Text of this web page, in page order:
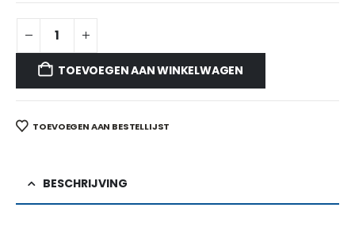
TOEVOEGEN AAN WINKELWAGEN
TOEVOEGEN AAN BESTELLIJST
BESCHRIJVING